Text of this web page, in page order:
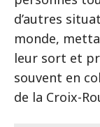
d’autres
monde,
leur sort et
souvent en
de la Croix-